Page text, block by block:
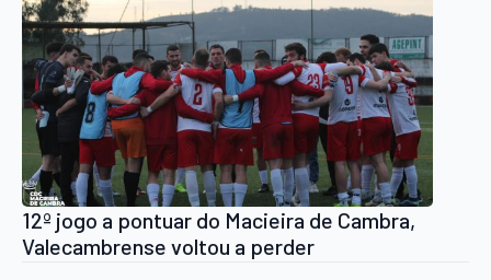
12º jogo a pontuar do Macieira de Cambra,
Valecambrense voltou a perder